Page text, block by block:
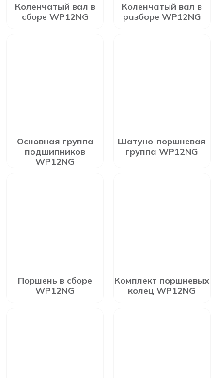
Коленчатый вал в
сборе WP12NG
Коленчатый вал в
разборе WP12NG
Основная группа
подшипников
WP12NG
Шатуно-поршневая
группа WP12NG
Поршень в сборе
WP12NG
Комплект поршневых
колец WP12NG